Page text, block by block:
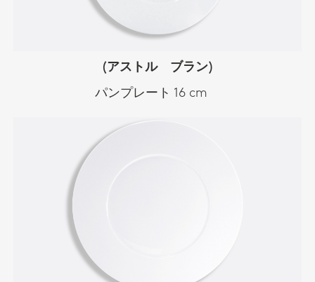
(アストル ブラン)
パンプレート 16 cm